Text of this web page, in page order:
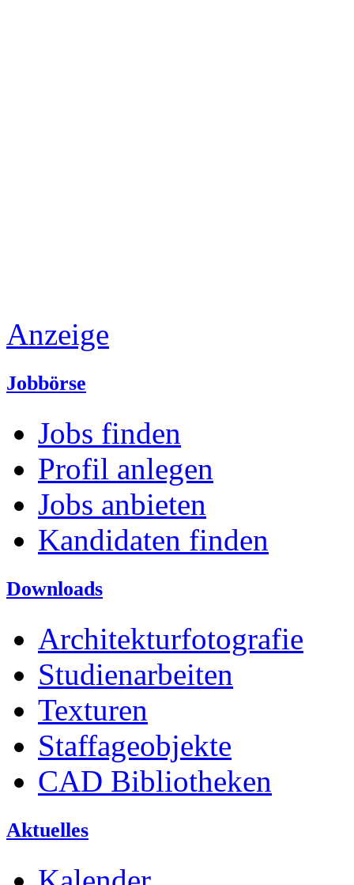
Anzeige
Jobbörse
Jobs finden
Profil anlegen
Jobs anbieten
Kandidaten finden
Downloads
Architekturfotografie
Studienarbeiten
Texturen
Staffageobjekte
CAD Bibliotheken
Aktuelles